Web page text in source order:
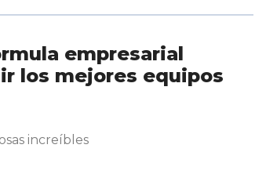
empresarial
los mejores equipos
increíbles